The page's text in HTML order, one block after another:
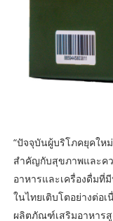
“ปัจจุบันผู้บริโภคยุคให
สำคัญกับสุขภาพและค
อาหารและเครื่องดื่ม
ในไทยเติบโตอย่างต่อ
ผลิตภัณฑ์เสริมอาหาร